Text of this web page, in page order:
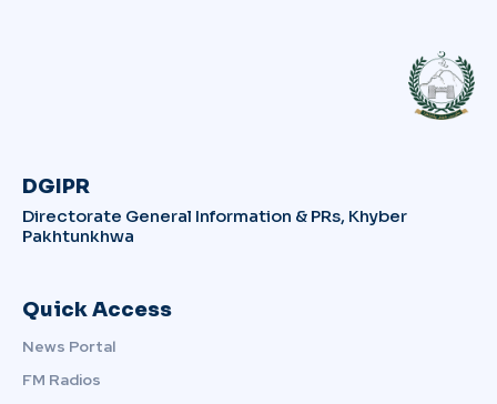
DGIPR
Directorate General Information & PRs, Khyber
Pakhtunkhwa
Quick Access
News Portal
FM Radios